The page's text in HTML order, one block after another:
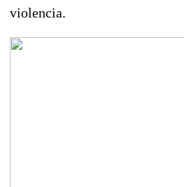
violencia.